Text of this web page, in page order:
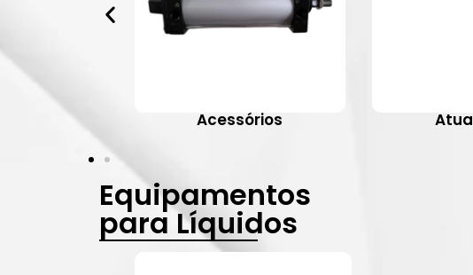
Acessórios
Equipamentos
para Líquidos